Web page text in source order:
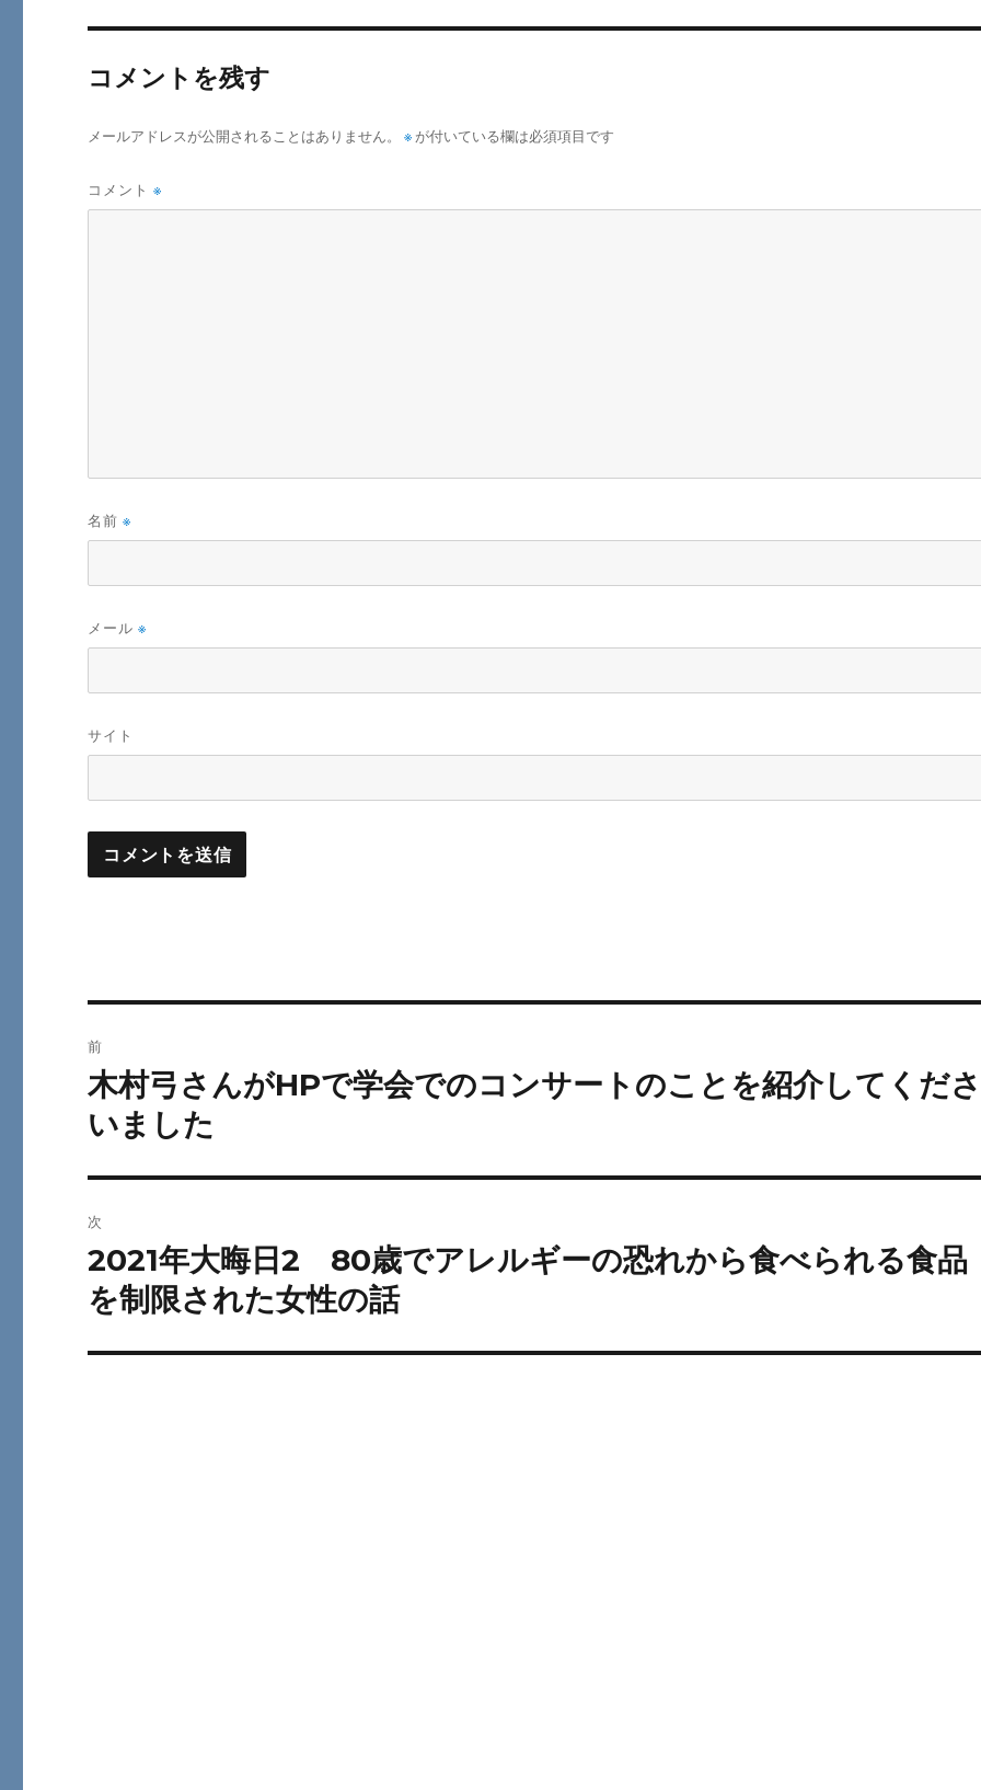
コメントを残す
メールアドレスが公開されることはありません。 ※ が付いている欄は必須項目です
コメント※
名前※
メール※
サイト
稿
ナ
ゲ
ー
シ
ョ
前
前
の
投
稿:
木村弓さんがHPで学会でのコンサートのことを紹介してくだ
いました
次
次
の
投
稿:
2021年大晦日2 80歳でアレルギーの恐れから食べられる食品
を制限された女性の話